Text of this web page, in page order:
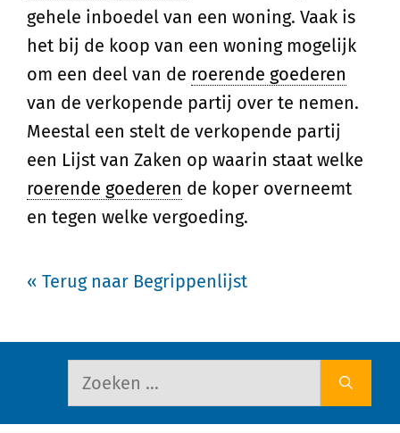
gehele inboedel van een woning. Vaak is
het bij de koop van een woning mogelijk
om een deel van de roerende goederen
van de verkopende partij over te nemen.
Meestal een stelt de verkopende partij
een Lijst van Zaken op waarin staat welke
roerende goederen de koper overneemt
en tegen welke vergoeding.
« Terug naar Begrippenlijst